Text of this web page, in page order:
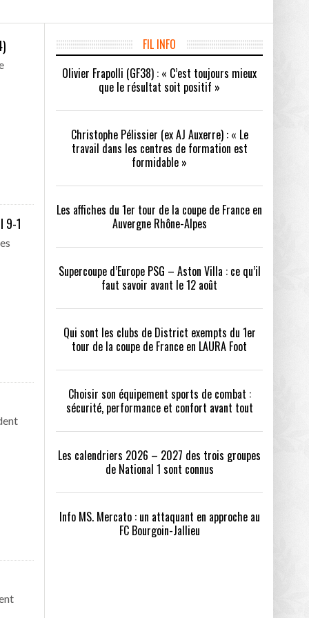
- 24/07/2026
- 21/07/2026
QUI SONT LES CLUBS DE DISTRICT EXEMPTS
DU 1ER TOUR DE LA COUPE DE FRANCE EN
LAURA FOOT
9-1
FIL INFO
Olivier Frapolli (GF38) : « C’est toujours mieux
que le résultat soit positif »
Christophe Pélissier (ex AJ Auxerre) : « Le
travail dans les centres de formation est
formidable »
Les affiches du 1er tour de la coupe de France en
Auvergne Rhône-Alpes
Supercoupe d’Europe PSG – Aston Villa : ce qu’il
faut savoir avant le 12 août
Qui sont les clubs de District exempts du 1er
tour de la coupe de France en LAURA Foot
Choisir son équipement sports de combat :
sécurité, performance et confort avant tout
Les calendriers 2026 – 2027 des trois groupes
de National 1 sont connus
Info MS. Mercato : un attaquant en approche au
FC Bourgoin-Jallieu